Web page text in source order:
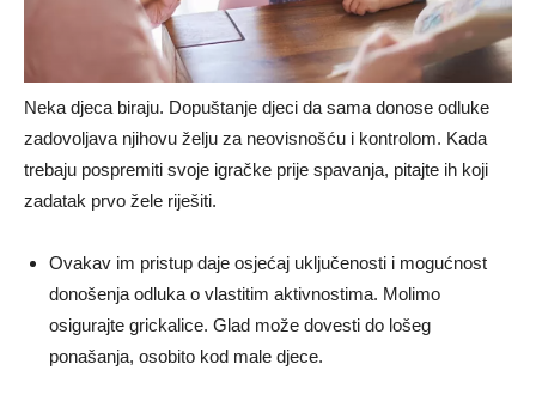
Neka djeca biraju. Dopuštanje djeci da sama donose odluke
zadovoljava njihovu želju za neovisnošću i kontrolom. Kada
trebaju pospremiti svoje igračke prije spavanja, pitajte ih koji
zadatak prvo žele riješiti.
Ovakav im pristup daje osjećaj uključenosti i mogućnost
donošenja odluka o vlastitim aktivnostima. Molimo
osigurajte grickalice. Glad može dovesti do lošeg
ponašanja, osobito kod male djece.